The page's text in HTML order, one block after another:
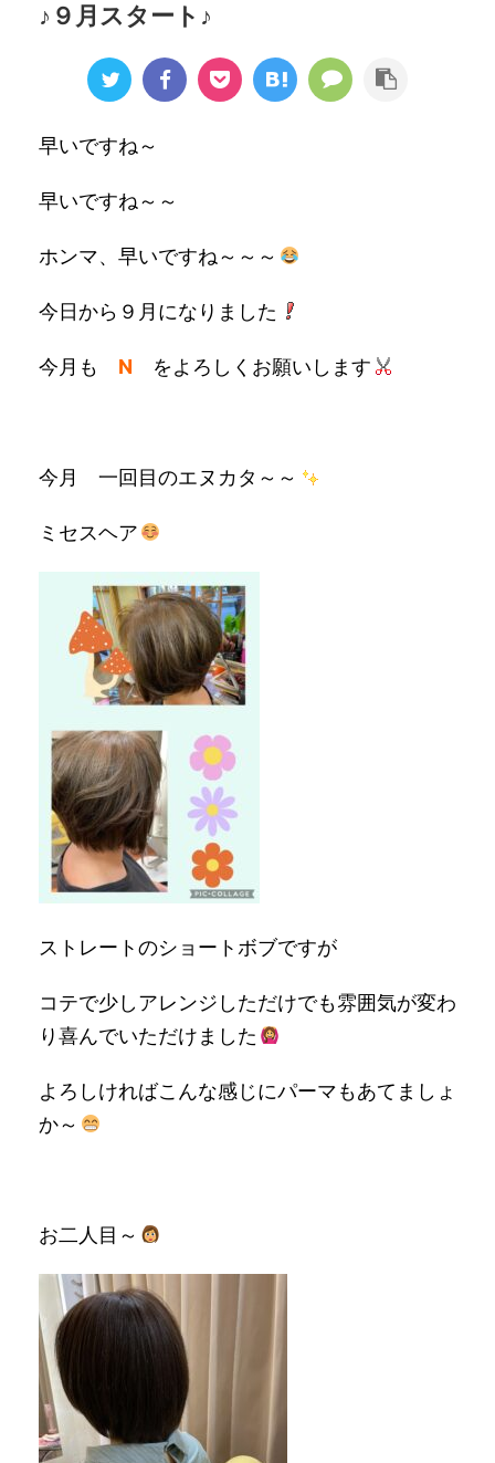
♪９月スタート♪
早いですね～
早いですね～～
ホンマ、早いですね～～～
今日から９月になりました
今月も N をよろしくお願いします
今月 一回目のエヌカタ～～
ミセスヘア
ストレートのショートボブですが
コテで少しアレンジしただけでも雰囲気が変わ
り喜んでいただけました
よろしければこんな感じにパーマもあてましょ
か～
お二人目～